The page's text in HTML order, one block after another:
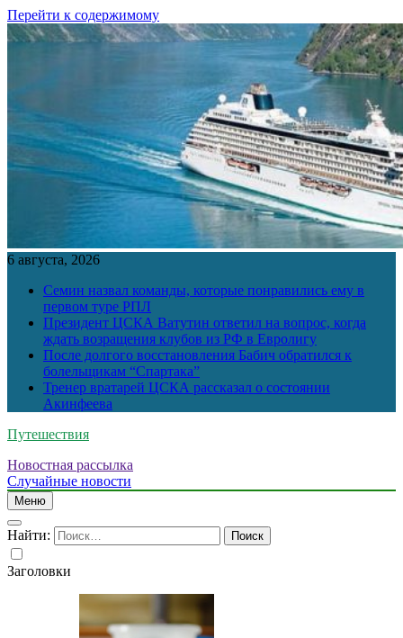
Перейти к содержимому
6 августа, 2026
Семин назвал команды, которые понравились ему в
первом туре РПЛ
Президент ЦСКА Ватутин ответил на вопрос, когда
ждать возращения клубов из РФ в Евролигу
После долгого восстановления Бабич обратился к
болельщикам “Спартака”
Тренер вратарей ЦСКА рассказал о состоянии
Акинфеева
Путешествия
Новостная рассылка
Случайные новости
Меню
Найти:
Заголовки